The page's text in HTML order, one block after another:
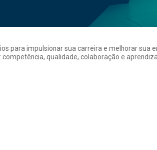
para impulsionar sua carreira e melhorar
qualidade, colaboração e